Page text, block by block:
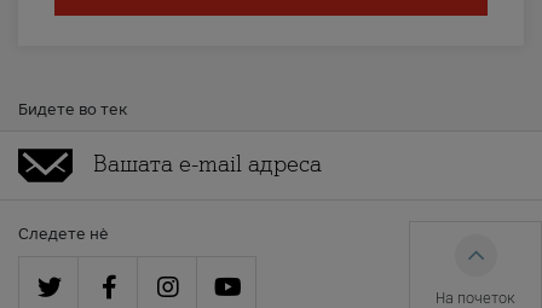
Бидете во тек
Следете нè
На почеток